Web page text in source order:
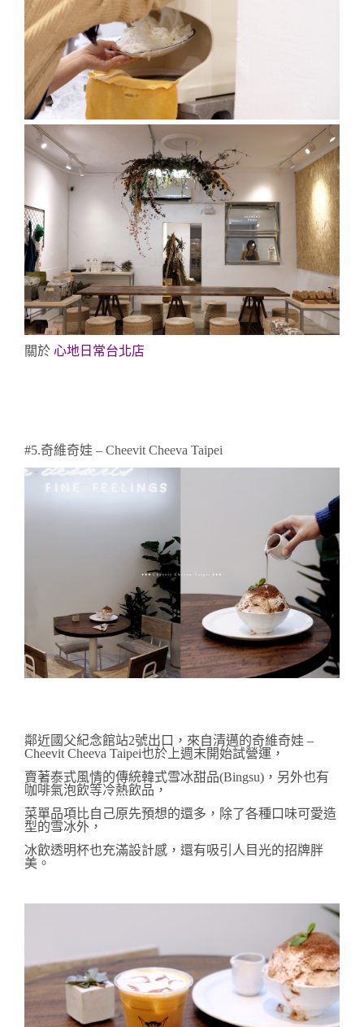
關於 心地日常台北店
#5.奇維奇娃 – Cheevit Cheeva Taipei
鄰近國父紀念館站2號出口，來自清邁的奇維奇娃 –
Cheevit Cheeva Taipei也於上週末開始試營運，
賣著泰式風情的傳統韓式雪冰甜品(Bingsu)，另外也有
咖啡氣泡飲等冷熱飲品，
菜單品項比自己原先預想的還多，除了各種口味可愛造
型的雪冰外，
冰飲透明杯也充滿設計感，還有吸引人目光的招牌胖
美。